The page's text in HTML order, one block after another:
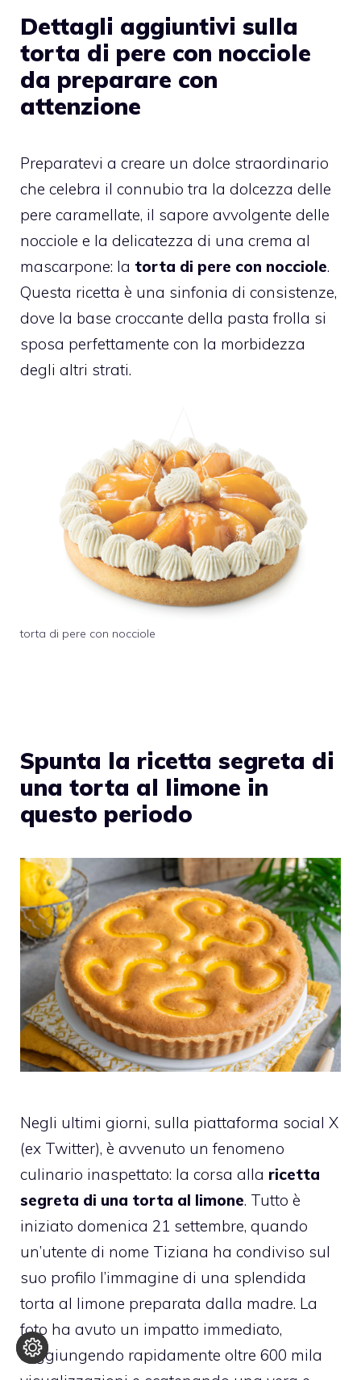
Dettagli aggiuntivi sulla
torta di pere con nocciole
da preparare con
attenzione
Preparatevi a creare un dolce straordinario
che celebra il connubio tra la dolcezza delle
pere caramellate, il sapore avvolgente delle
nocciole e la delicatezza di una crema al
mascarpone: la torta di pere con nocciole.
Questa ricetta è una sinfonia di consistenze,
dove la base croccante della pasta frolla si
sposa perfettamente con la morbidezza
degli altri strati.
torta di pere con nocciole
Spunta la ricetta segreta di
una torta al limone in
questo periodo
Negli ultimi giorni, sulla piattaforma social X
(ex Twitter), è avvenuto un fenomeno
culinario inaspettato: la corsa alla ricetta
segreta di una torta al limone. Tutto è
iniziato domenica 21 settembre, quando
un’utente di nome Tiziana ha condiviso sul
suo profilo l’immagine di una splendida
torta al limone preparata dalla madre. La
foto ha avuto un impatto immediato,
raggiungendo rapidamente oltre 600 mila